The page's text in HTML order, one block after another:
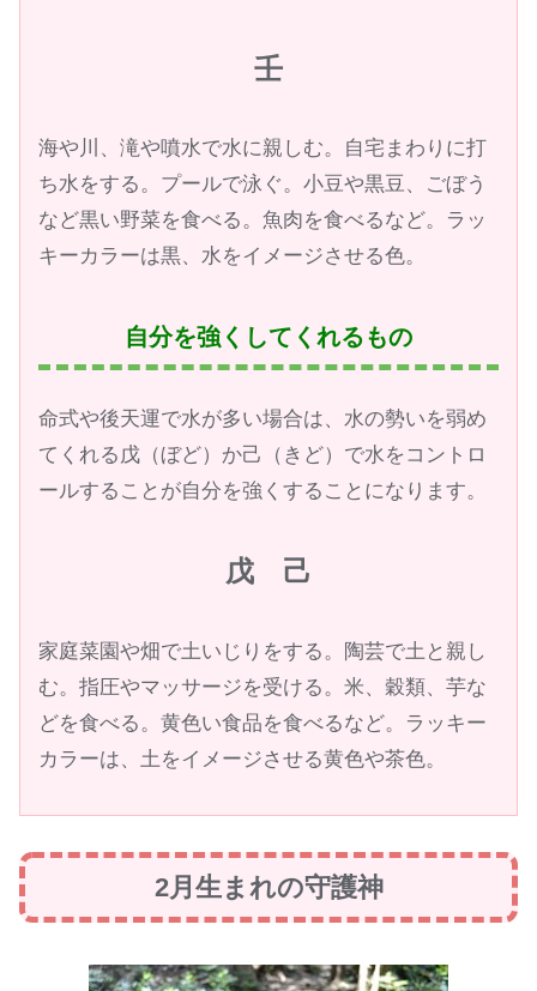
壬
海や川、滝や噴水で水に親しむ。自宅まわりに打
ち水をする。プールで泳ぐ。小豆や黒豆、ごぼう
など黒い野菜を食べる。魚肉を食べるなど。ラッ
キーカラーは黒、水をイメージさせる色。
自分を強くしてくれるもの
命式や後天運で水が多い場合は、水の勢いを弱め
てくれる戊（ぼど）か己（きど）で水をコントロ
ールすることが自分を強くすることになります。
戊 己
家庭菜園や畑で土いじりをする。陶芸で土と親し
む。指圧やマッサージを受ける。米、穀類、芋な
どを食べる。黄色い食品を食べるなど。ラッキー
カラーは、土をイメージさせる黄色や茶色。
2月生まれの守護神